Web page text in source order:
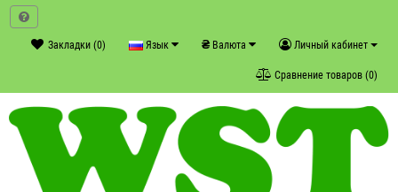
Личный кабинет
₴ Валюта
Язык
Закладки (0)
Сравнение товаров (0)